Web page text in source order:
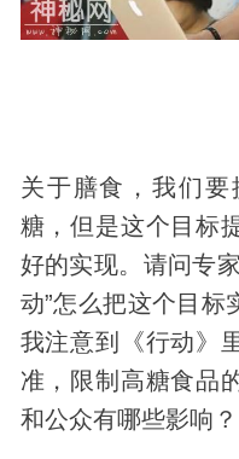
关于膳食，我们
糖，但是这个目标
好的实现。请问专
动”怎么把这个目标
我注意到《行动》
准，限制高糖食品
和公众有哪些影响？